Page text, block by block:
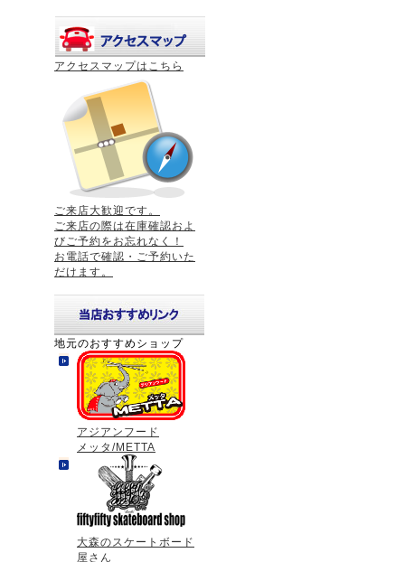
アクセスマップはこちら
ご来店大歓迎です。
ご来店の際は在庫確認およ
びご予約をお忘れなく！
お電話で確認・ご予約いた
だけます。
地元のおすすめショップ
アジアンフード
メッタ/METTA
大森のスケートボード
屋さん